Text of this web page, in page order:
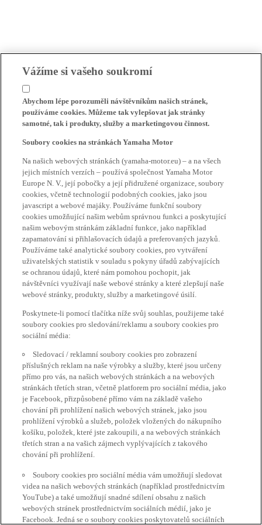
Vážíme si vašeho soukromí
Abychom lépe porozuměli návštěvníkům našich stránek,
používáme cookies. Můžeme tak vylepšovat jak stránky
samotné, tak i produkty, služby a marketingovou činnost.
Soubory cookies na stránkách Yamaha Motor
Na našich webových stránkách (yamaha-motor.eu) – a na všech
jejich místních verzích – používá společnost Yamaha Motor
Europe N. V., její pobočky a její přidružené organizace, soubory
cookies, včetně technologií podobných cookies, jako jsou
javascript a webové majáky. Používáme funkční soubory
cookies umožňující našim webům správnou funkci a poskytující
našim webovým stránkám základní funkce, jako například
zapamatování si přihlašovacích údajů a preferovaných jazyků.
Používáme také analytické soubory cookies, pro vytváření
uživatelských statistik v souladu s pokyny úřadů zabývajících
se ochranou údajů, které nám pomohou pochopit, jak
návštěvníci využívají naše webové stránky a které zlepšují naše
webové stránky, produkty, služby a marketingové úsilí.
Poskytnete-li pomocí tlačítka níže svůj souhlas, použijeme také
soubory cookies pro sledování/reklamu a soubory cookies pro
sociální média:
Sledovací / reklamní soubory cookies pro zobrazení
příslušných reklam na naše výrobky a služby, které jsou určeny
přímo pro vás, na našich webových stránkách a na webových
stránkách třetích stran, včetně platforem pro sociální média, jako
je Facebook, přizpůsobené přímo vám na základě vašeho
chování při prohlížení našich webových stránek, jako jsou
prohlížení výrobků a služeb, položek vložených do nákupního
košíku, položek, které jste zakoupili, a na webových stránkách
třetích stran a na vašich zájmech vyplývajících z takového
chování při prohlížení.
Soubory cookies pro sociální média vám umožňují sledovat
videa na našich webových stránkách (například prostřednictvím
YouTube) a také umožňují snadné sdílení obsahu z našich
webových stránek prostřednictvím sociálních médií, jako je
Facebook. Jedná se o soubory cookies poskytovatelů sociálních